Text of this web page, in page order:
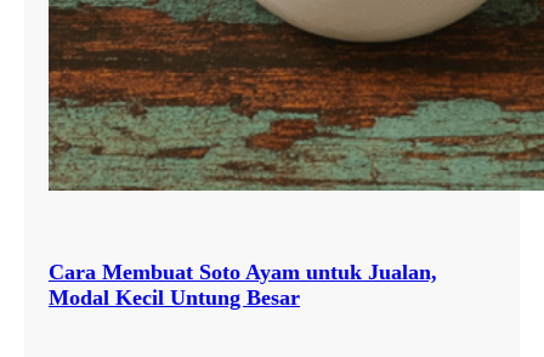
Cara Membuat Soto Ayam untuk Jualan,
Modal Kecil Untung Besar